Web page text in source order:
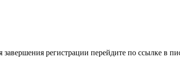
регистрации перейдите по ссылке в